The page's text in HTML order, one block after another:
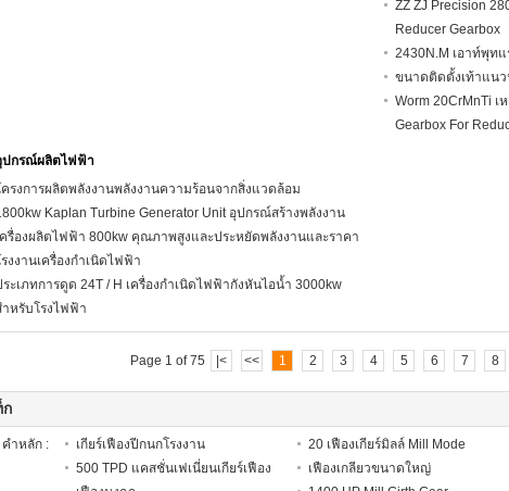
ZZ ZJ Precision
Reducer Gearbox
2430N.M เอาท์พุทแ
ขนาดติดตั้งเท้าแนว
Worm 20CrMnTi เ
Gearbox For
ปกรณ์ผลิตไฟฟ้า
ครงการผลิตพลังงานพลังงานความร้อนจากสิ่งแวดล้อม
Kaplan Turbine Generator Unit อุปกรณ์สร้างพลังงาน
ครื่องผลิตไฟฟ้า 800kw คุณภาพสูงและประหยัดพลังงานและราคา
งงานเครื่องกำเนิดไฟฟ้า
ะเภทการดูด 24T / H เครื่องกำเนิดไฟฟ้ากังหันไอน้ำ 3000kw
ำหรับโรงไฟฟ้า
Page 1 of 75 |< << 1 2 3 4 5 6 7 8
คำหลัก : เกียร์เฟืองปีกนกโรงงาน 20 เฟืองเกียร์มิลล์ Mill Mode
500 TPD แคสชั่นเฟเนี่ยนเกียร์เฟือง
เฟืองเกลียวขนาดใหญ่